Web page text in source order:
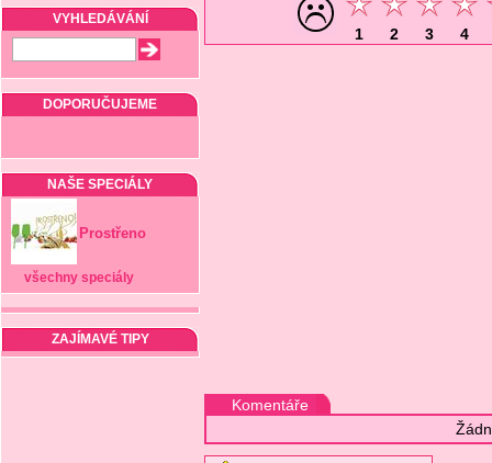
VYHLEDÁVÁNÍ
DOPORUČUJEME
NAŠE SPECIÁLY
Prostřeno
všechny speciály
ZAJÍMAVÉ TIPY
1 2 3 4
Komentáře